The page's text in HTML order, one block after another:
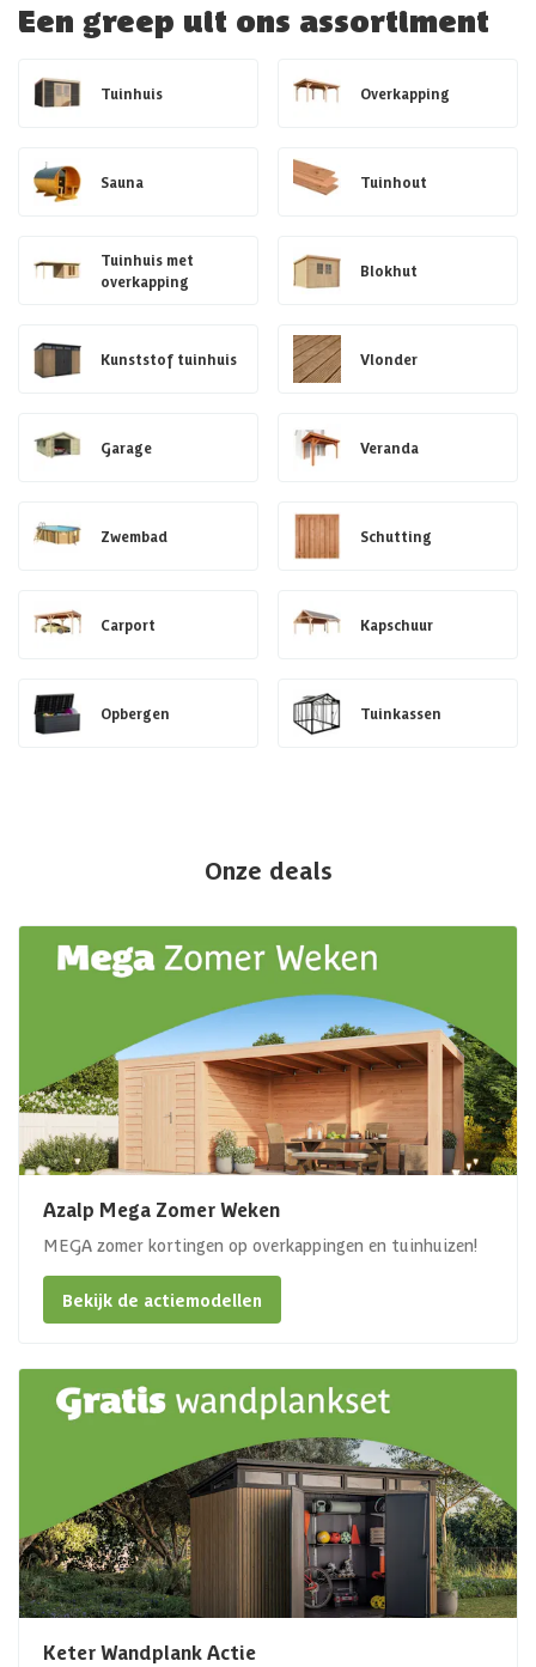
Een greep uit ons assortiment
Tuinhuis Overkapping
Sauna Tuinhout
Tuinhuis met
overkapping
Blokhut
Kunststof tuinhuis Vlonder
Garage Veranda
Zwembad Schutting
Carport Kapschuur
Opbergen Tuinkassen
Onze deals
Azalp Mega Zomer Weken
MEGA zomer kortingen op overkappingen en tuinhuizen!
Bekijk de actiemodellen
Keter Wandplank Actie